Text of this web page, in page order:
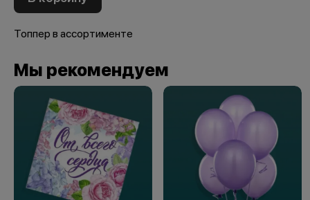
Топпер в ассортименте
Мы рекомендуем